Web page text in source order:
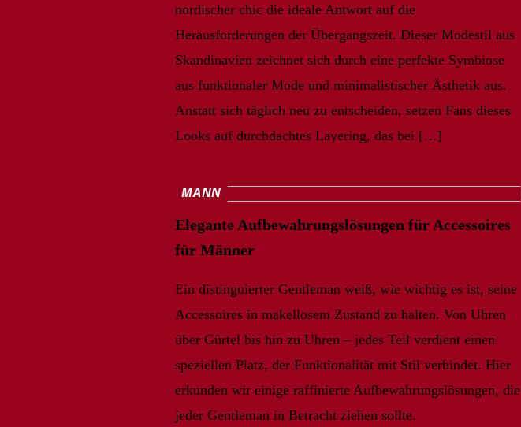
nordischer chic die ideale Antwort auf die
Herausforderungen der Übergangszeit. Dieser Modestil aus
Skandinavien zeichnet sich durch eine perfekte Symbiose
aus funktionaler Mode und minimalistischer Ästhetik aus.
Anstatt sich täglich neu zu entscheiden, setzen Fans dieses
Looks auf durchdachtes Layering, das bei […]
MANN
Elegante Aufbewahrungslösungen für Accessoires
für Männer
Ein distinguierter Gentleman weiß, wie wichtig es ist, seine
Accessoires in makellosem Zustand zu halten. Von Uhren
über Gürtel bis hin zu Uhren – jedes Teil verdient einen
speziellen Platz, der Funktionalität mit Stil verbindet. Hier
erkunden wir einige raffinierte Aufbewahrungslösungen, die
jeder Gentleman in Betracht ziehen sollte.